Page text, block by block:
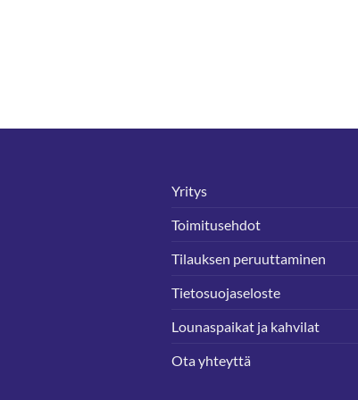
Yritys
Toimitusehdot
Tilauksen peruuttaminen
Tietosuojaseloste
Lounaspaikat ja kahvilat
Ota yhteyttä